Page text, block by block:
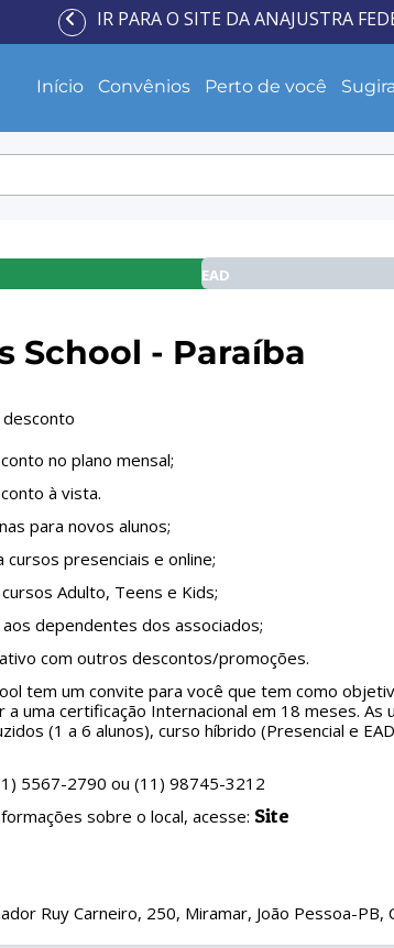
IR PARA O SITE DA ANAJUSTRA
Início Convênios Perto de você
EAD
School - Paraíba
no plano mensal;
à vista.
para novos alunos;
cursos presenciais e online;
Adulto, Teens e Kids;
dependentes dos associados;
com outros descontos/promoções.
tem um convite para você que tem como
a uma certificação Internacional em 18 meses.
(1 a 6 alunos), curso híbrido (Presencial e
5567-2790 ou (11) 98745-3212
sobre o local, acesse: Site
Ruy Carneiro, 250, Miramar, João Pessoa-PB,